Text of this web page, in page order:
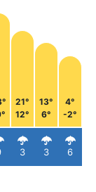
21°
12°
3
13°
6°
3
4°
-2°
6